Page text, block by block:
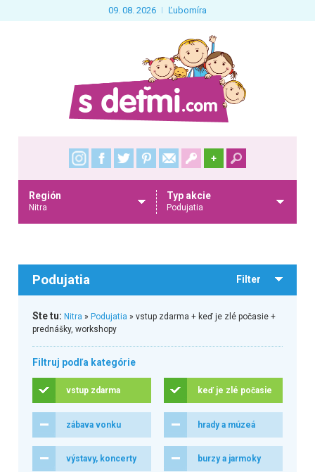
09. 08. 2026 Ľubomíra
+
Región
Nitra
Typ akcie
Podujatia
Podujatia Filter
Ste tu: Nitra » Podujatia » vstup zdarma + keď je zlé počasie +
prednášky, workshopy
Filtruj podľa kategórie
vstup zdarma keď je zlé počasie
zábava vonku hrady a múzeá
výstavy, koncerty burzy a jarmoky